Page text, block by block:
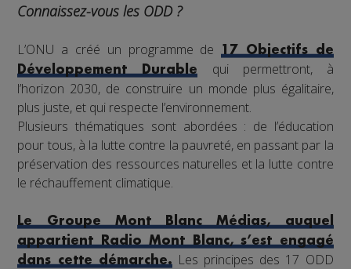
Connaissez-vous les ODD ?
L’ONU a créé un programme de17 Objectifs de
Développement Durable
qui permettront, à
l’horizon 2030, de construire un monde plus égalitaire,
plus juste, et qui respecte l’environnement.
Plusieurs thématiques sont abordées : de l’éducation
pour tous, à la lutte contre la pauvreté, en passant par la
préservation des ressources naturelles et la lutte contre
le réchauffement climatique.
Le Groupe Mont Blanc Médias, auquel
appartient Radio Mont Blanc, s’est engagé
dans cette démarche.Les principes des 17 ODD